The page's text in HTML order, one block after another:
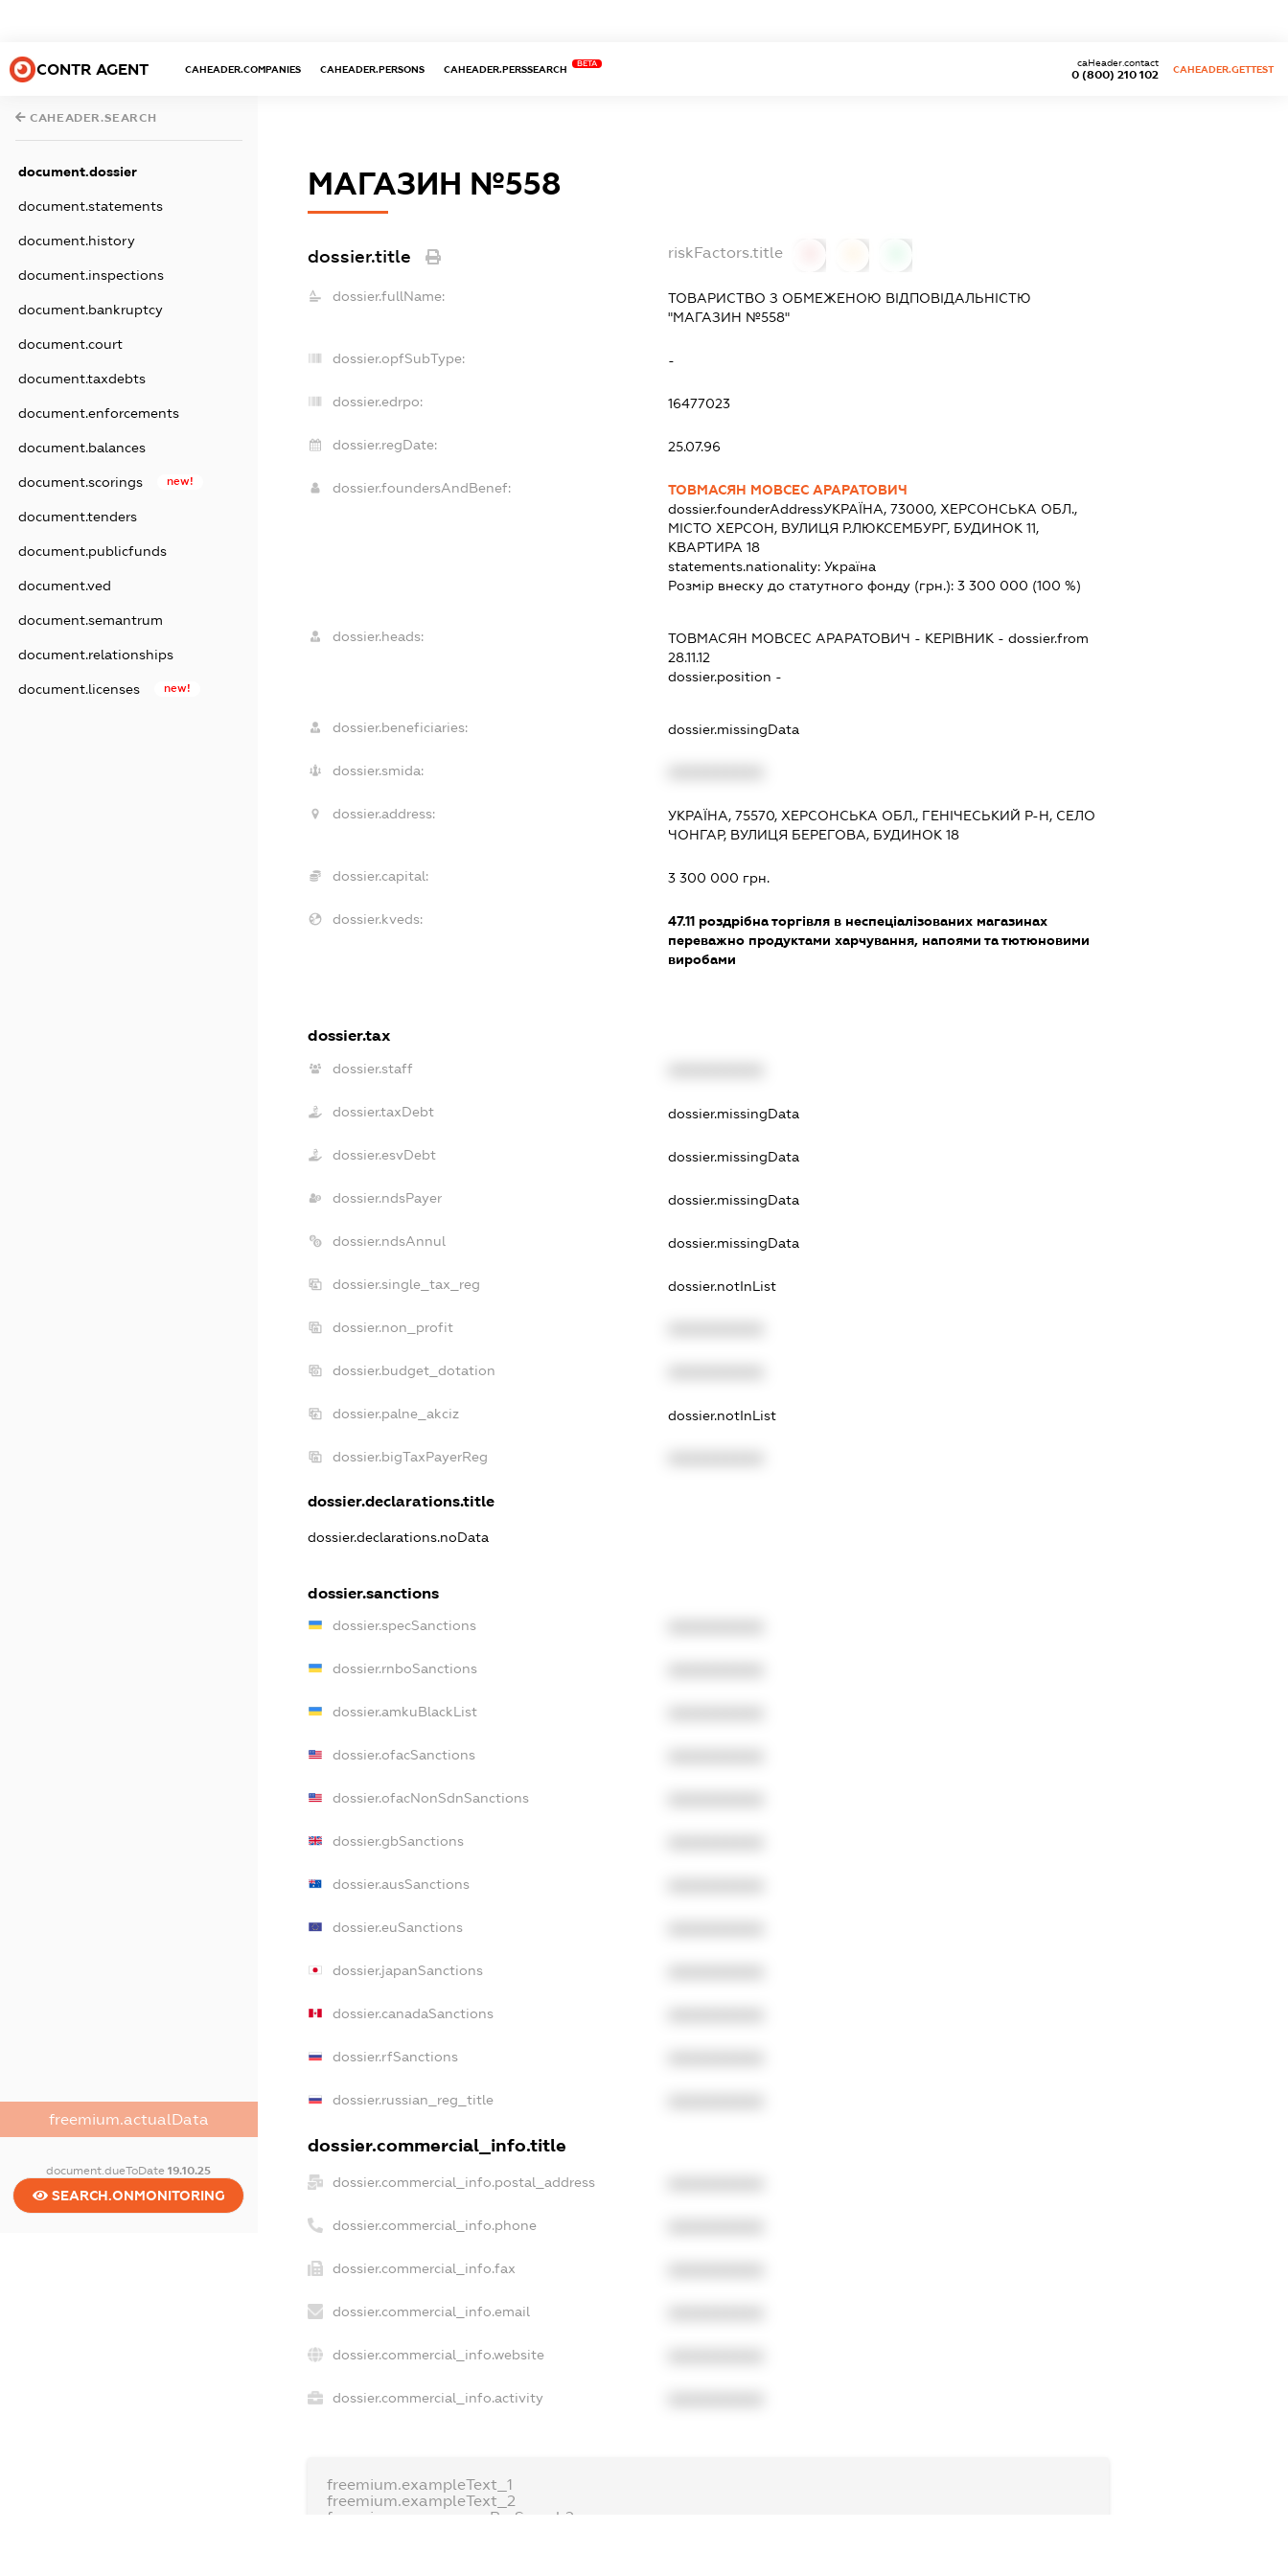
CONTR AGENT CAHEADER.COMPANIES CAHEADER.PERSONS CAHEADER.PERSSEARCH
BETA
0 (800) 210 102
caHeader.contact
CAHEADER.GETTEST
CAHEADER.SEARCH
document.dossier
document.statements
document.history
document.inspections
document.bankruptcy
document.court
document.taxdebts
document.enforcements
document.balances
document.scorings new!
document.tenders
document.publicfunds
document.ved
document.semantrum
document.relationships
document.licenses new!
freemium.actualData
document.dueToDate19.10.25
SEARCH.ONMONITORING
МАГАЗИН №558
dossier.title riskFactors.title
dossier.fullName:
ТОВАРИСТВО З ОБМЕЖЕНОЮ ВІДПОВІДАЛЬНІСТЮ
"МАГАЗИН №558"
dossier.opfSubType: -
dossier.edrpo: 16477023
dossier.regDate: 25.07.96
dossier.foundersAndBenef:
ТОВМАСЯН МОВСЕС АРАРАТОВИЧ
dossier.founderAddressУКРАЇНА, 73000, ХЕРСОНСЬКА ОБЛ.,
МІСТО ХЕРСОН, ВУЛИЦЯ Р.ЛЮКСЕМБУРГ, БУДИНОК 11,
КВАРТИРА 18
statements.nationality:Україна
Розмір внеску до статутного фонду (грн.):3 300 000 (100 %)
dossier.heads: ТОВМАСЯН МОВСЕС АРАРАТОВИЧ - КЕРІВНИК - dossier.from
28.11.12
dossier.position -
dossier.beneficiaries: dossier.missingData
dossier.smida:
dossier.address:
УКРАЇНА, 75570, ХЕРСОНСЬКА ОБЛ., ГЕНІЧЕСЬКИЙ Р-Н, СЕЛО
ЧОНГАР, ВУЛИЦЯ БЕРЕГОВА, БУДИНОК 18
dossier.capital: 3 300 000 грн.
dossier.kveds: 47.11 роздрібна торгівля в неспеціалізованих магазинах
переважно продуктами харчування, напоями та тютюновими
виробами
dossier.tax
dossier.staff
dossier.taxDebt dossier.missingData
dossier.esvDebt dossier.missingData
dossier.ndsPayer dossier.missingData
dossier.ndsAnnul dossier.missingData
dossier.single_tax_reg dossier.notInList
dossier.non_profit
dossier.budget_dotation
dossier.palne_akciz dossier.notInList
dossier.bigTaxPayerReg
dossier.declarations.title
dossier.declarations.noData
dossier.sanctions
dossier.specSanctions
dossier.rnboSanctions
dossier.amkuBlackList
dossier.ofacSanctions
dossier.ofacNonSdnSanctions
dossier.gbSanctions
dossier.ausSanctions
dossier.euSanctions
dossier.japanSanctions
dossier.canadaSanctions
dossier.rfSanctions
dossier.russian_reg_title
dossier.commercial_info.title
dossier.commercial_info.postal_address
dossier.commercial_info.phone
dossier.commercial_info.fax
dossier.commercial_info.email
dossier.commercial_info.website
dossier.commercial_info.activity
freemium.exampleText_1
freemium.exampleText_2
freemium.anonymousPerSearch2